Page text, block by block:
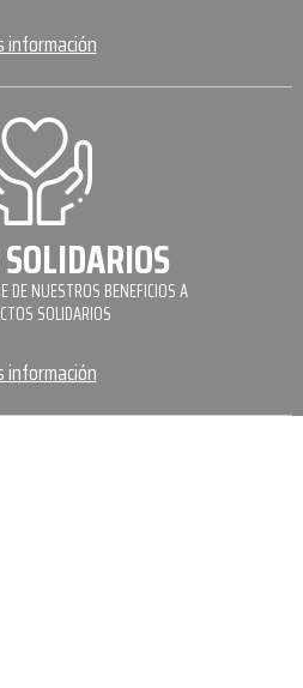
información
DE NUESTROS BENEFICIOS A
SOLIDARIOS
información